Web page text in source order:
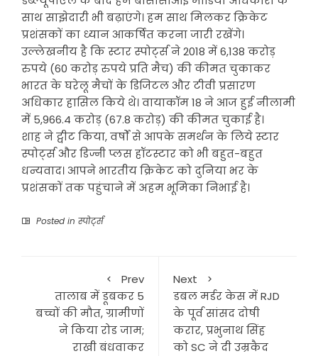
साथ साझेदारी भी बढ़ाएंगे। हम साथ मिलकर क्रिकेट
प्रशंसकों का ध्यान आकर्षित करना जारी रखेंगे।
उल्लेखनीय है कि स्टार स्पोर्ट्स ने 2018 में 6,138 करोड़
रुपये (60 करोड़ रुपये प्रति मैच) की कीमत चुकाकर
भारत के घरेलू मैचों के डिजिटल और टीवी प्रसारण
अधिकार हासिल किये थे। वायाकॉम 18 ने आज हुई नीलामी
में 5,966.4 करोड़ (67.8 करोड़) की कीमत चुकाई है।
शाह ने ट्वीट किया, वर्षों से आपके समर्थन के लिये स्टार
स्पोर्ट्स और डिज्नी प्लस हॉटस्टार को भी बहुत-बहुत
धन्यवाद। आपने भारतीय क्रिकेट को दुनिया भर के
प्रशंसकों तक पहुंचाने में अहम भूमिका निभाई है।
Posted in स्पोर्ट्स
Prev
तालाब में डूबकर 5
बच्चों की मौत, ग्रामीणों
ने किया रोड जाम;
राखी बंधवाकर
Next
डबल मर्डर केस में RJD
के पूर्व सांसद दोषी
करार, प्रभुनाथ सिंह
को SC ने दी उम्रकैद